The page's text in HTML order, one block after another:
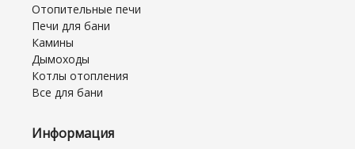
Отопительные печи
Печи для бани
Камины
Дымоходы
Котлы отопления
Все для бани
Информация